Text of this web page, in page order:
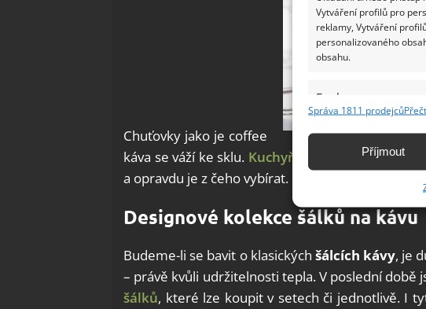
Vytváření profilů pro
reklamy, Vytváření
personalizovaného
obsahu.
Funkce
Identifikace zařízení na
základě aktivně
odstraňování chyb,
Ukládání a
Správa 1811 prodejců
Příjmout
Chuťovky jako je coffee
káva se váží ke sklu. Kuchyňské potřebyjsou
a opravdu je z čeho vybírat.
Designové kolekce šálků na kávu
Budeme-li se bavit o klasických šálcích kávy, je
– právě kvůli udržitelnosti tepla. V poslední době
šálků, které lze koupit v setech či jednotlivě. I